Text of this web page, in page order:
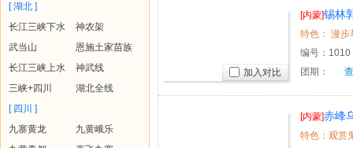
[ 湖北 ]
长江三峡下水
神农架
武当山
恩施土家苗族
长江三峡上水
神武线
三峡+四川
湖北全线
[ 四川 ]
九寨黄龙
九黄峨乐
[内蒙]锡林
日四星品
编号： 1010
团期：
加入对比
[内蒙]赤峰
验游
特色：观赏